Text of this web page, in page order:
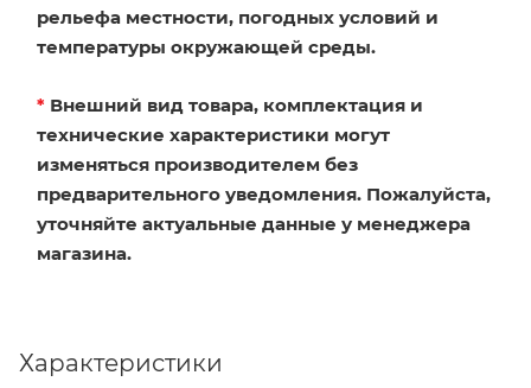
рельефа местности, погодных условий и
температуры окружающей среды.
* Внешний вид товара, комплектация и
технические характеристики могут
изменяться производителем без
предварительного уведомления. Пожалуйста,
уточняйте актуальные данные у менеджера
магазина.
Характеристики